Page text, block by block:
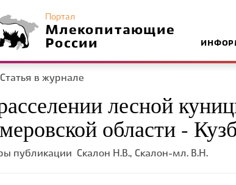
Портал
Млекопитающие
России
Статья в журнале
лесной
области -
публикации Скалон Н.В., Скалон-мл. В.Н.